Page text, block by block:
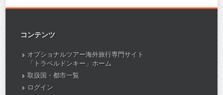
コンテンツ
オプショナルツアー海外旅行専門サイト
「トラベルドンキー」ホーム
取扱国・都市一覧
ログイン